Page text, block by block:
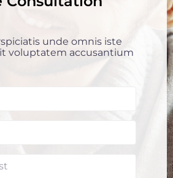
unde omnis iste
voluptatem accusantium